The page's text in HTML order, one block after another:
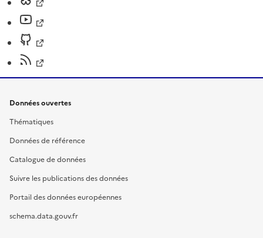
Données ouvertes
Thématiques
Données de référence
Catalogue de données
Suivre les publications des données
Portail des données européennes
schema.data.gouv.fr